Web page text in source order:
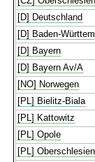
[D] Deutschland
[D] Baden-
[D] Bayern
[D] Bayern Av/A
[NO] Norwegen
[PL] Bielitz-Biala
[PL] Kattowitz
[PL] Opole
[PL] Oberschlesien